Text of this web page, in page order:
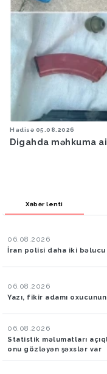
05.08.2026
məhkuma aid
Xəbər lenti
06.08.2026
İran polisi daha iki
06.08.2026
Yazı, fikir adamı
06.08.2026
Statistik məlumatları
onu gözləyən şəxslər var